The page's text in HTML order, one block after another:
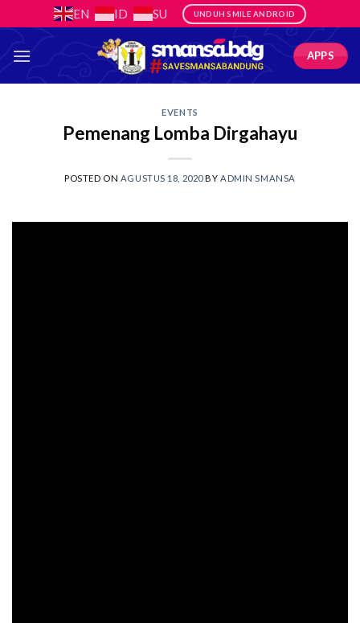
to
content
EN ID SU UNDUH SMILE ANDROID
APPS
EVENTS
Pemenang Lomba Dirgahayu
POSTED ON AGUSTUS 18, 2020BY ADMIN SMANSA